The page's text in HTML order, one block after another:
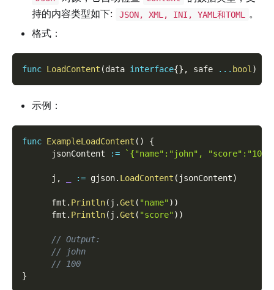
持的内容类型如下:
JSON, XML, INI, YAML和TOML
。
格式：
func LoadContent (data interface{} , safe ... bool)
示例：
func ExampleLoadContent ( )
{
      jsonContent
:= `{"name":"john",
      j
, := gjson. LoadContent ( jsonContent)
      fmt
. Println( j .Get ( "name") )
      fmt
. Println( j .Get ( "score") )
// Output:
// john
// 100
}